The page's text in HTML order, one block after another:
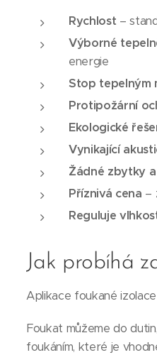
Rychlost –
Výborné
energie
Stop tepelným
Protipožární
Ekologické
Vynikající
Žádné zbytky
Příznivá cena –
Reguluje
Jak probíhá
Aplikace foukané
Foukat můžeme do
foukáním, které je